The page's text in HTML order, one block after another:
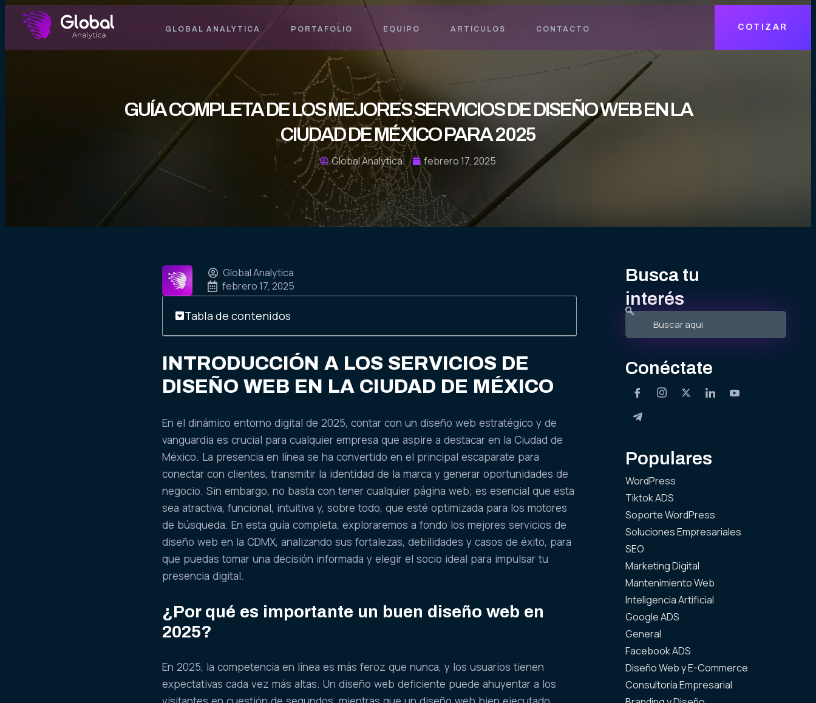
GLOBAL ANALYTICA PORTAFOLIO EQUIPO ARTÍCULOS CONTACTO COTIZAR
GUÍA COMPLETA DE LOS MEJORES SERVICIOS DE DISEÑO WEB EN LA
CIUDAD DE MÉXICO PARA 2025
Global Analytica febrero 17, 2025
Global Analytica
febrero 17, 2025
Tabla de contenidos
INTRODUCCIÓN A LOS SERVICIOS DE
DISEÑO WEB EN LA CIUDAD DE MÉXICO
En el dinámico entorno digital de 2025, contar con un diseño web estratégico y de
vanguardia es crucial para cualquier empresa que aspire a destacar en la Ciudad de
México. La presencia en línea se ha convertido en el principal escaparate para
conectar con clientes, transmitir la identidad de la marca y generar oportunidades de
negocio. Sin embargo, no basta con tener cualquier página web; es esencial que esta
sea atractiva, funcional, intuitiva y, sobre todo, que esté optimizada para los motores
de búsqueda. En esta guía completa, exploraremos a fondo los mejores servicios de
diseño web en la CDMX, analizando sus fortalezas, debilidades y casos de éxito, para
que puedas tomar una decisión informada y elegir el socio ideal para impulsar tu
presencia digital.
¿Por qué es importante un buen diseño web en
2025?
En 2025, la competencia en línea es más feroz que nunca, y los usuarios tienen
expectativas cada vez más altas. Un diseño web deficiente puede ahuyentar a los
Busca tu
interés
Conéctate
Populares
WordPress
Tiktok ADS
Soporte WordPress
Soluciones Empresariales
SEO
Marketing Digital
Mantenimiento Web
Inteligencia Artificial
Google ADS
General
Facebook ADS
Diseño Web y E-Commerce
Consultoría Empresarial